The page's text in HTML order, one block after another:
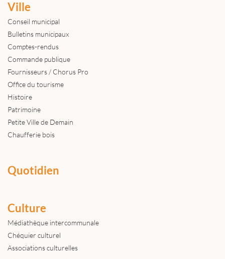
Ville
Conseil municipal
Bulletins municipaux
Comptes-rendus
Commande publique
Fournisseurs / Chorus Pro
Office du tourisme
Histoire
Patrimoine
Petite Ville de Demain
Chaufferie bois
Quotidien
Culture
Médiathèque intercommunale
Chéquier culturel
Associations culturelles